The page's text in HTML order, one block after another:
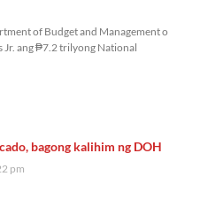
of Budget and Management o
ang ₱7.2 trilyong National
bagong kalihim ng DOH
pm